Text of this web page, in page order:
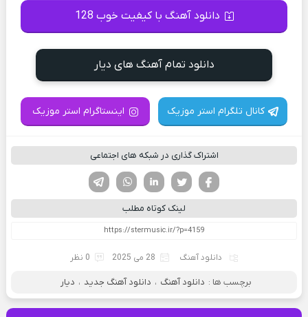
دانلود آهنگ با کیفیت خوب 128
دانلود تمام آهنگ های دیار
کانال تلگرام استر موزیک اینستاگرام استر موزیک
اشتراک گذاری در شبکه های اجتماعی
لینکدین تویتر
فیسوک
لینک کوتاه مطلب
دانلود آهنگ 28 می 2025 0 نظر
برچسب ها : دانلود آهنگ ، دانلود آهنگ جدید ، دیار